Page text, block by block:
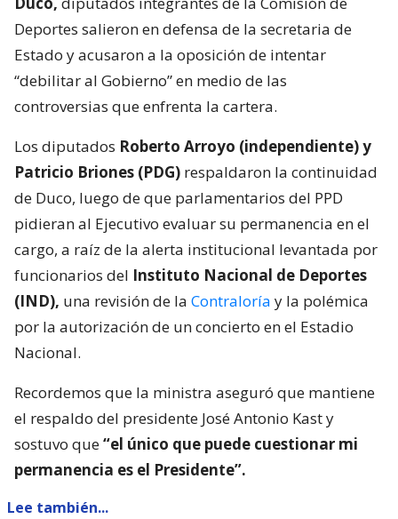
Deportes salieron en defensa de la secretaria de
Estado y acusaron a la oposición de intentar
“debilitar al Gobierno” en medio de las
controversias que enfrenta la cartera.
Los diputados Roberto Arroyo (independiente) y
Patricio Briones (PDG) respaldaron la continuidad
de Duco, luego de que parlamentarios del PPD
pidieran al Ejecutivo evaluar su permanencia en el
cargo, a raíz de la alerta institucional levantada por
funcionarios del Instituto Nacional de Deportes
(IND), una revisión de la Contraloría y la polémica
por la autorización de un concierto en el Estadio
Nacional.
Recordemos que la ministra aseguró que mantiene
el respaldo del presidente José Antonio Kast y
sostuvo que“el único que puede cuestionar mi
permanencia es el Presidente”.
Lee también...